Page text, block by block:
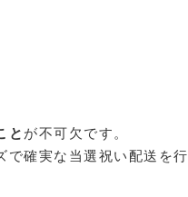
と が不可欠です。
で確実な当選祝い配送を行